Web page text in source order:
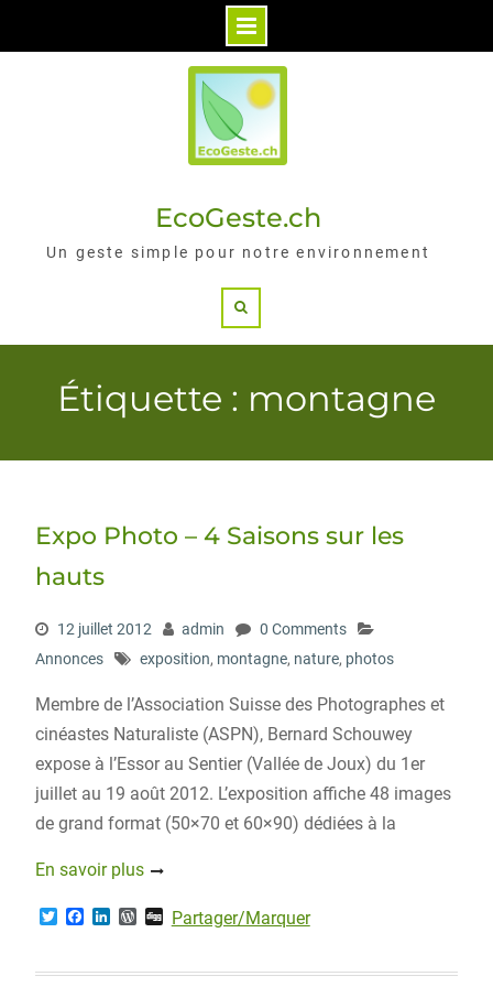
EcoGeste.ch
Un geste simple pour notre environnement
Étiquette : montagne
Expo Photo – 4 Saisons sur les
hauts
12 juillet 2012 admin
0 Comments
Annonces
exposition, montagne, nature, photos
Membre de l’Association Suisse des Photographes et
cinéastes Naturaliste (ASPN), Bernard Schouwey
expose à l’Essor au Sentier (Vallée de Joux) du 1er
juillet au 19 août 2012. L’exposition affiche 48 images
de grand format (50×70 et 60×90) dédiées à la
En savoir plus
T
t
F
e
L
k
W
d
D
g
Partager/Marquer